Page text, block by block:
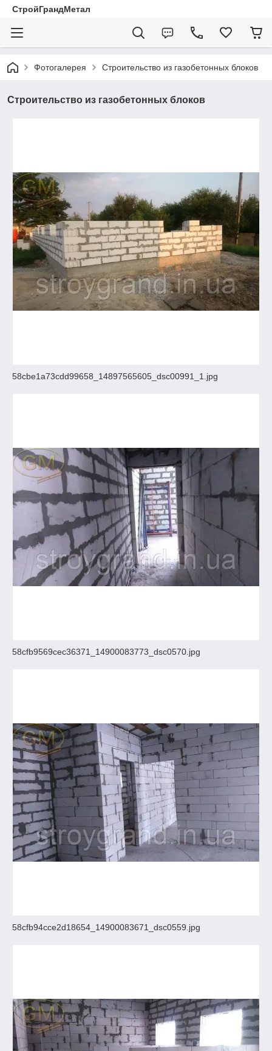
СтройГрандМетал
Фотогалерея Строительство из газобетонных блоков
Строительство из газобетонных блоков
58cbe1a73cdd99658_14897565605_dsc00991_1.jpg
58cfb9569cec36371_14900083773_dsc0570.jpg
58cfb94cce2d18654_14900083671_dsc0559.jpg